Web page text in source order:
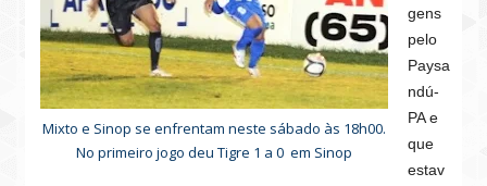
Mixto e Sinop se enfrentam neste sábado às 18h00.
No primeiro jogo deu Tigre 1 a 0 em Sinop
gens
pelo
Paysa
ndú-
PA e
que
estav